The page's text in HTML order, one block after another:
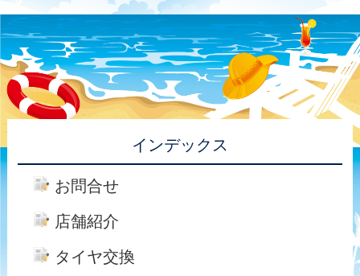
インデックス
お問合せ
店舗紹介
タイヤ交換